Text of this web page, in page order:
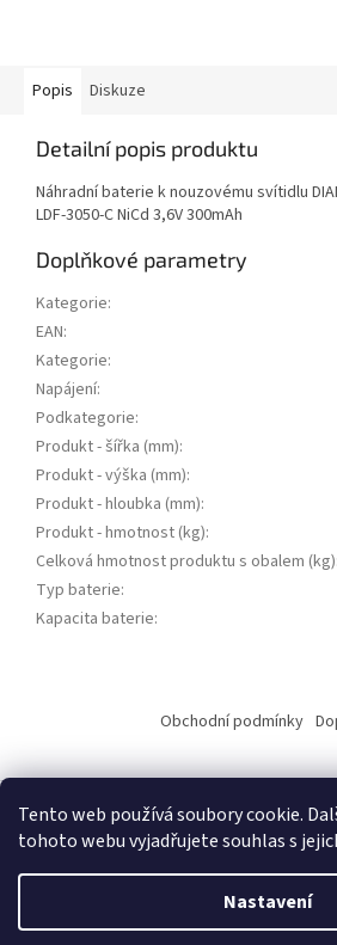
Tento web používá soubory cookie.
tohoto webu vyjadřujete souhlas s
Nastavení
Popis Diskuze
Detailní popis produktu
Náhradní baterie k nouzovému svítidlu
LDF-3050-C NiCd 3,6V 300mAh
Doplňkové parametry
Kategorie:
EAN:
Kategorie:
Napájení:
Podkategorie:
Produkt - šířka (mm):
Produkt - výška (mm):
Produkt - hloubka (mm):
Produkt - hmotnost (kg):
Celková hmotnost produktu s obalem (kg)
Typ baterie:
Kapacita baterie:
a
t
Obchodní podmínky
Vytvořil
ALKO elektro s.r.o..
Upravit nastavení